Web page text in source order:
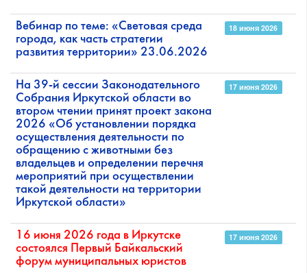
Вебинар по теме: «Световая среда
города, как часть стратегии
развития территории» 23.06.2026
18 июня 2026
На 39-й сессии Законодательного
Собрания Иркутской области во
втором чтении принят проект закона
2026 «Об установлении порядка
осуществления деятельности по
обращению с животными без
владельцев и определении перечня
мероприятий при осуществлении
такой деятельности на территории
Иркутской области»
17 июня 2026
16 июня 2026 года в Иркутске
состоялся Первый Байкальский
форум муниципальных юристов
17 июня 2026